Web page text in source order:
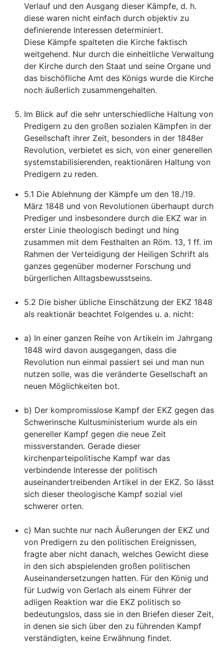
Verlauf und den Ausgang dieser Kämpfe, d. h.
diese waren nicht einfach durch objektiv zu
definierende Interessen determiniert.
Diese Kämpfe spalteten die Kirche faktisch
weitgehend. Nur durch die einheitliche Verwaltung
der Kirche durch den Staat und seine Organe und
das bischöfliche Amt des Königs wurde die Kirche
noch äußerlich zusammengehalten.
Im Blick auf die sehr unterschiedliche Haltung von
Predigern zu den großen sozialen Kämpfen in der
Gesellschaft ihrer Zeit, besonders in der 1848er
Revolution, verbietet es sich, von einer generellen
systemstabilisierenden, reaktionären Haltung von
Predigern zu reden.
5.1 Die Ablehnung der Kämpfe um den 18./19.
März 1848 und von Revolutionen überhaupt durch
Prediger und insbesondere durch die EKZ war in
erster Linie theologisch bedingt und hing
zusammen mit dem Festhalten an Röm. 13, 1 ff. im
Rahmen der Verteidigung der Heiligen Schrift als
ganzes gegenüber moderner Forschung und
bürgerlichen Alltagsbewusstseins.
5.2 Die bisher übliche Einschätzung der EKZ 1848
als reaktionär beachtet Folgendes u. a. nicht:
a) In einer ganzen Reihe von Artikeln im Jahrgang
1848 wird davon ausgegangen, dass die
Revolution nun einmal passiert sei und man nun
nutzen solle, was die veränderte Gesellschaft an
neuen Möglichkeiten bot.
b) Der kompromisslose Kampf der EKZ gegen das
Schwerinsche Kultusministerium wurde als ein
genereller Kampf gegen die neue Zeit
missverstanden. Gerade dieser
kirchenparteipolitische Kampf war das
verbindende Interesse der politisch
auseinandertreibenden Artikel in der EKZ. So lässt
sich dieser theologische Kampf sozial viel
schwerer orten.
c) Man suchte nur nach Äußerungen der EKZ und
von Predigern zu den politischen Ereignissen,
fragte aber nicht danach, welches Gewicht diese
in den sich abspielenden großen politischen
Auseinandersetzungen hatten. Für den König und
für Ludwig von Gerlach als einem Führer der
adligen Reaktion war die EKZ politisch so
bedeutungslos, dass sie in den Briefen dieser Zeit,
in denen sie sich über den zu führenden Kampf
verständigten, keine Erwähnung findet.